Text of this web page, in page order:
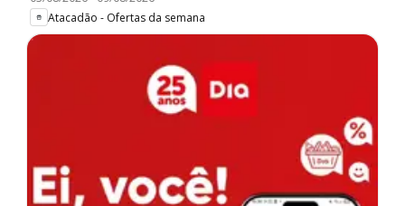
Atacadão - Ofertas da semana